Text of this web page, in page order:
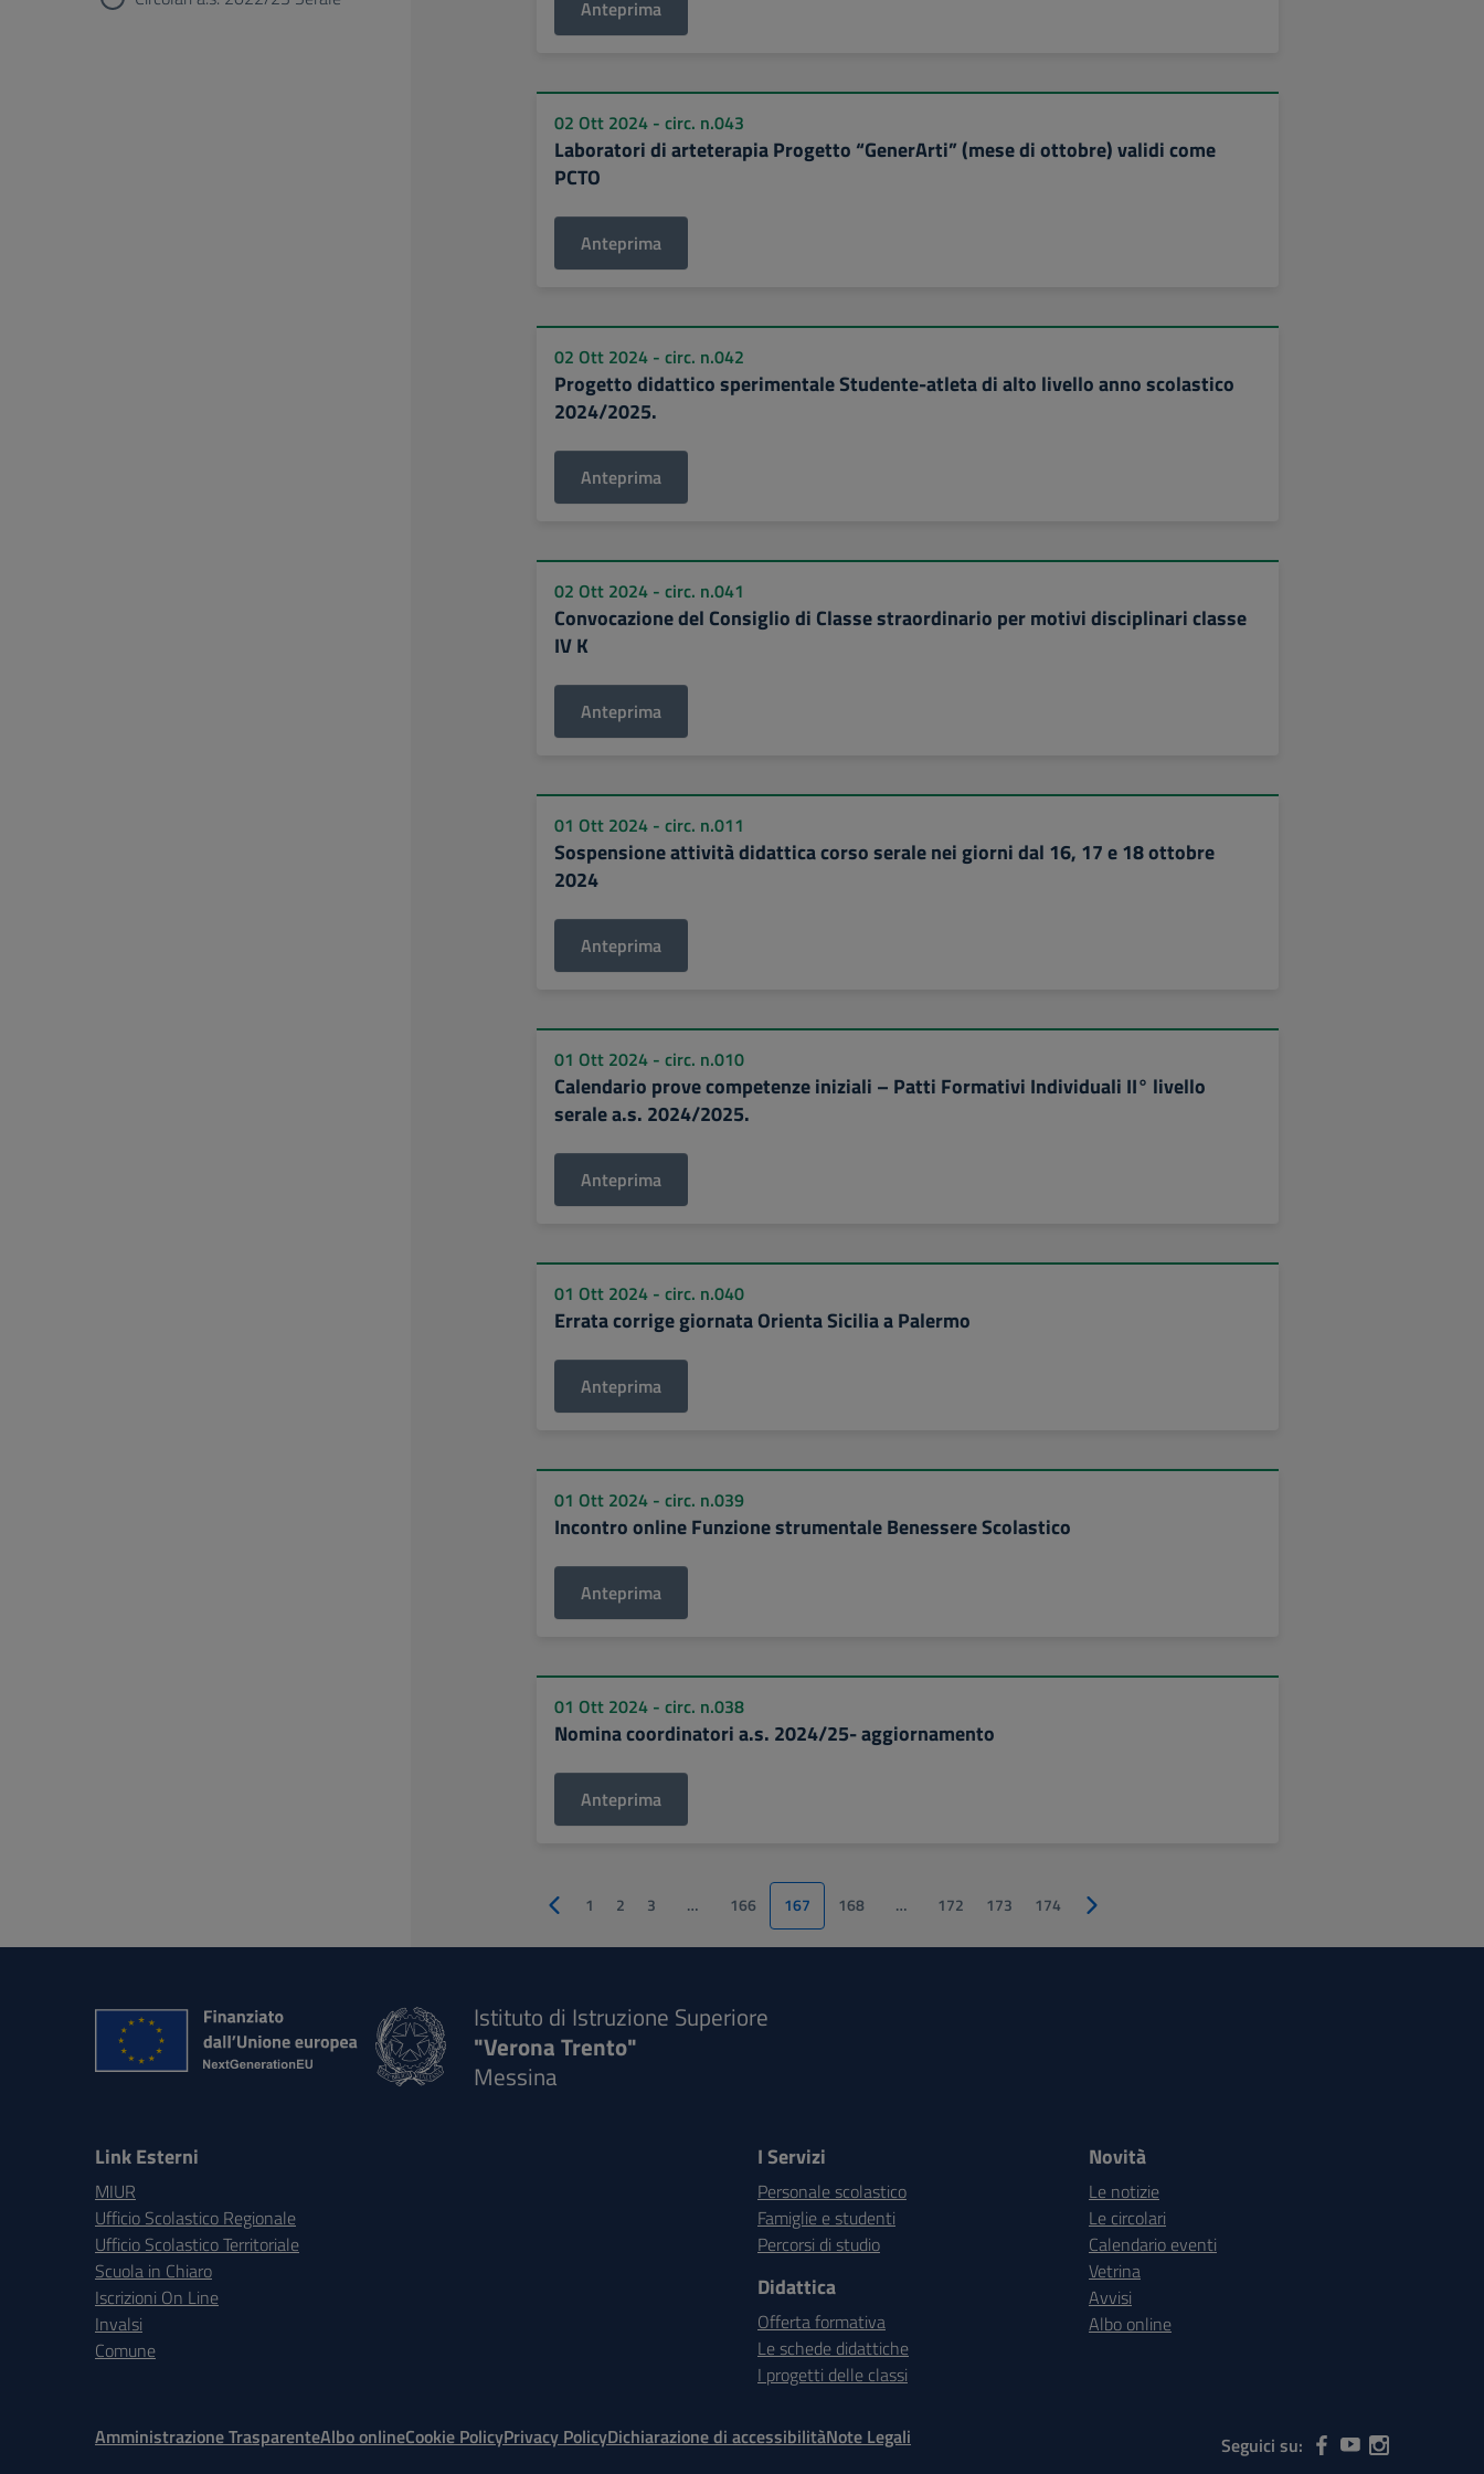
Anteprima
02 Ott 2024 - circ. n.043
Laboratori di arteterapia Progetto “GenerArti” (mese di ottobre) validi come
PCTO
Anteprima
02 Ott 2024 - circ. n.042
Progetto didattico sperimentale Studente-atleta di alto livello anno scolastico
2024/2025.
Anteprima
02 Ott 2024 - circ. n.041
Convocazione del Consiglio di Classe straordinario per motivi disciplinari classe
IV K
Anteprima
01 Ott 2024 - circ. n.011
Sospensione attività didattica corso serale nei giorni dal 16, 17 e 18 ottobre
2024
Anteprima
01 Ott 2024 - circ. n.010
Calendario prove competenze iniziali – Patti Formativi Individuali II° livello
serale a.s. 2024/2025.
Anteprima
01 Ott 2024 - circ. n.040
Errata corrige giornata Orienta Sicilia a Palermo
Anteprima
01 Ott 2024 - circ. n.039
Incontro online Funzione strumentale Benessere Scolastico
Anteprima
01 Ott 2024 - circ. n.038
Nomina coordinatori a.s. 2024/25- aggiornamento
Anteprima
Pagina precedente
1 2 3 … 166 167 168 … 172 173 174 Pagina successiva
Istituto di Istruzione Superiore
"Verona Trento"
Messina
Link Esterni
MIUR
Ufficio Scolastico Regionale
Ufficio Scolastico Territoriale
Scuola in Chiaro
Iscrizioni On Line
Invalsi
Comune
I Servizi
Personale scolastico
Famiglie e studenti
Percorsi di studio
Didattica
Offerta formativa
Le schede didattiche
I progetti delle classi
Novità
Le notizie
Le circolari
Calendario eventi
Vetrina
Avvisi
Albo online
Amministrazione TrasparenteAlbo onlineCookie PolicyPrivacy PolicyDichiarazione di accessibilitàNote Legali Seguici su: